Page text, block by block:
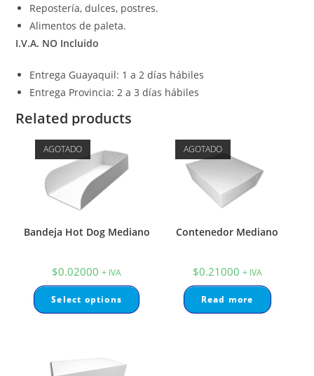
Repostería, dulces, postres.
Alimentos de paleta.
I.V.A. NO Incluido
Entrega Guayaquil: 1 a 2 días hábiles
Entrega Provincia: 2 a 3 días hábiles
Related products
AGOTADO
Bandeja Hot Dog Mediano
$0.02000 + IVA
Select options
AGOTADO
Contenedor Mediano
$0.21000 + IVA
Read more